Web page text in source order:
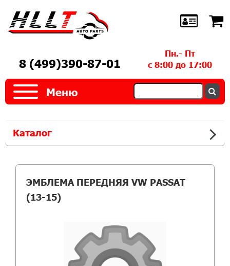
8 (499)390-87-01
Пн.- Пт
с 8:00 до 17:00
Меню
Каталог
ЭМБЛЕМА ПЕРЕДНЯЯ VW PASSAT
(13-15)